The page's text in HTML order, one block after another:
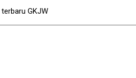
GKJW